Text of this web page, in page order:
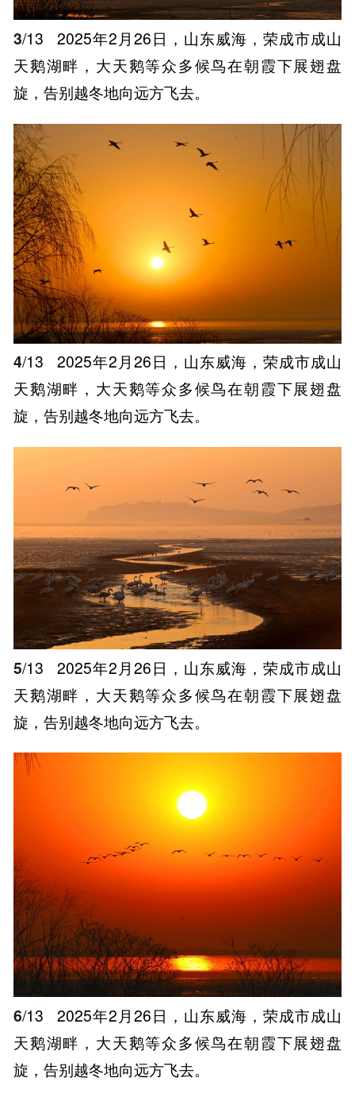
3/13
2025年2月26日，山东威海，荣成市成山
天鹅湖畔，大天鹅等众多候鸟在朝霞下展翅盘
旋，告别越冬地向远方飞去。
4/13
2025年2月26日，山东威海，荣成市成山
天鹅湖畔，大天鹅等众多候鸟在朝霞下展翅盘
旋，告别越冬地向远方飞去。
5/13
2025年2月26日，山东威海，荣成市成山
天鹅湖畔，大天鹅等众多候鸟在朝霞下展翅盘
旋，告别越冬地向远方飞去。
6/13
2025年2月26日，山东威海，荣成市成山
天鹅湖畔，大天鹅等众多候鸟在朝霞下展翅盘
旋，告别越冬地向远方飞去。